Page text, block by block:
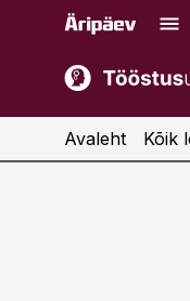
kaubandus.ee
Avaleht Kõik